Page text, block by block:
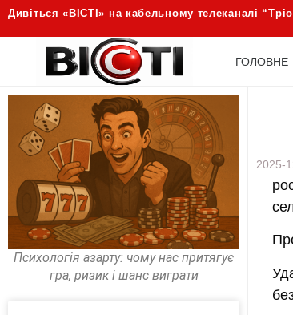
Дивіться «ВІСТІ» на кабельному телеканалі
ГОЛОВНЕ
Психологія азарту: чому нас притягує
гра, ризик і шанс виграти
2025-